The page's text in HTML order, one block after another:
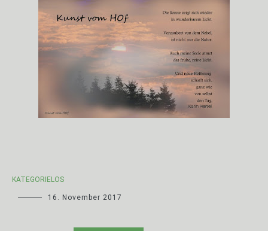
KATEGORIELOS
16. November 2017